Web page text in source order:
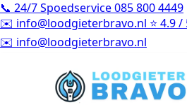
📞 24/7 Spoedservice085 800 4449
✉️ info@loodgieterbravo.nl ⭐ 4.9 /
⭐4.9 / 5.0 – Reviews